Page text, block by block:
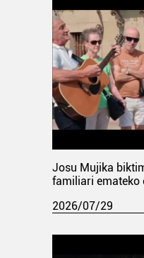
Josu Mujika
familiari emateko
2026/07/29